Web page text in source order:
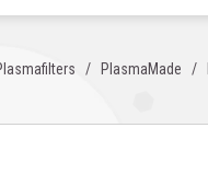
/ PlasmaMade /